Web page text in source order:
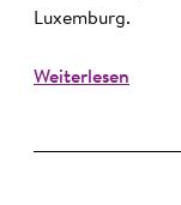
Luxemburg.
Weiterlesen